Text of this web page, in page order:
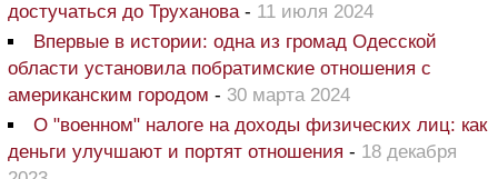
достучаться до Труханова- 11 июля 2024
Впервые в истории: одна из громад Одесской
области установила побратимские отношения с
американским городом - 30 марта 2024
О "военном" налоге на доходы физических лиц: как
деньги улучшают и портят отношения - 18 декабря